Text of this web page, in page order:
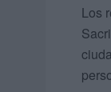
Los